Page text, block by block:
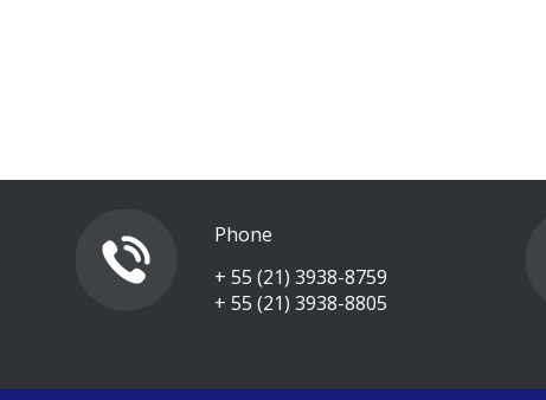
Phone
+ 55 (21) 3938-8759
+ 55 (21) 3938-8805